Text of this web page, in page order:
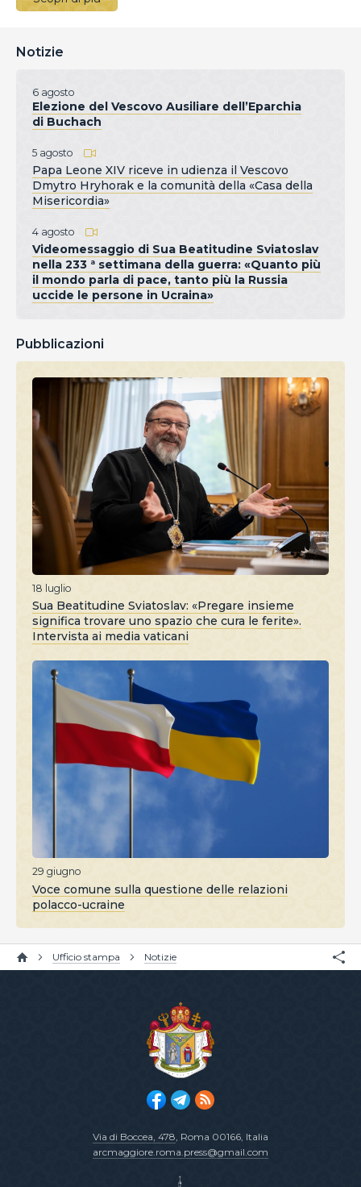
Notizie
6 agosto
Elezione del Vescovo Ausiliare dell’Eparchia
di Buchach
5 agosto
Papa Leone XIV riceve in udienza il Vescovo
Dmytro Hryhorak e la comunità della «Casa della
Misericordia»
4 agosto
Videomessaggio di Sua Beatitudine Sviatoslav
nella 233 ª settimana della guerra: «Quanto più
il mondo parla di pace, tanto più la Russia
uccide le persone in Ucraina»
Pubblicazioni
18 luglio
Sua Beatitudine Sviatoslav: «Pregare insieme
significa trovare uno spazio che cura le ferite».
Intervista ai media vaticani
29 giugno
Voce comune sulla questione delle relazioni
polacco-ucraine
Ufficio stampa Notizie
Via di Boccea, 478, Roma 00166, Italia
arcmaggiore.roma.press@gmail.com